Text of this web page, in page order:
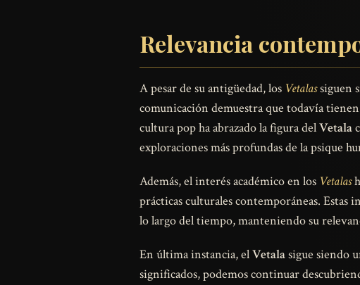
Relevancia
A pesar de su antigüedad, los Vetalassiguen
comunicación demuestra que todavía
cultura pop ha abrazado la figura delVetala
exploraciones más profundas de la psique
Además, el interés académico en los Vetalas
prácticas culturales contemporáneas. Estas
lo largo del tiempo, manteniendo su
En última instancia, elVetalasigue siendo
significados, podemos continuar